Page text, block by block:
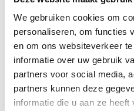
We gebruiken cookies om
personaliseren, om functies
en om ons websiteverkeer
informatie over uw gebruik
partners voor social media,
partners kunnen deze
informatie die u aan ze
CB301 – AVDI kabel voor